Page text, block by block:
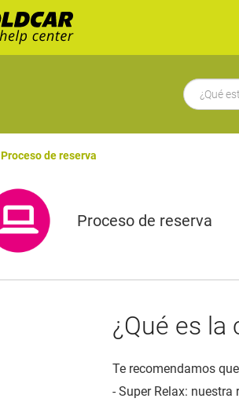
Proceso de reserva
Proceso de reserva
¿Qué es la
Te recomendamos
- Super Relax: